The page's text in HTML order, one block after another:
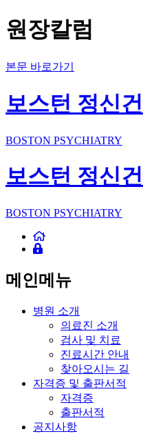
원장칼럼
본문 바로가기
보스턴 정신
BOSTON PSYCHIATRY
보스턴 정신
BOSTON PSYCHIATRY
메인메뉴
병원 소개
의료진 소개
검사 및 치료
진료시간 안내
찾아오시는 길
자격증 및 출판서적
자격증
출판서적
공지사항